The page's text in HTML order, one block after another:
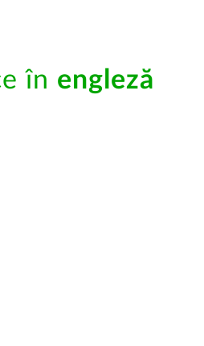
în engleză